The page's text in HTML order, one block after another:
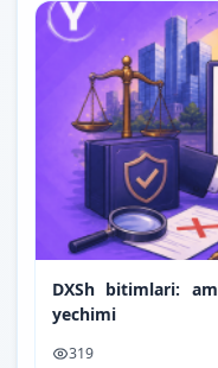
DXSh bitimlari:
yechimi
319